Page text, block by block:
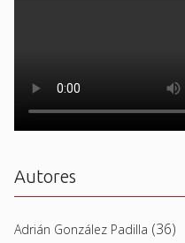
Autores
Adrián González Padilla (36)